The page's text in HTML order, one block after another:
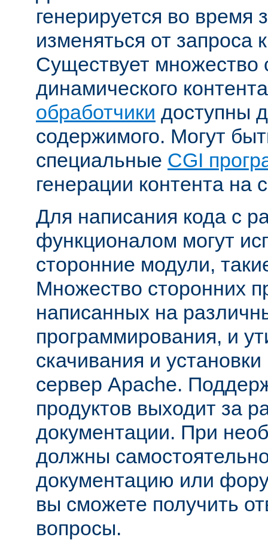
генерируется во время
изменяться от запроса
Существует множество
динамического
обработчики доступны
содержимого. Могут
специальные CGI
генерации контента на
Для написания кода с
функционалом могут
сторонние модули,
Множество сторонних
написанных на
программирования, и
скачивания и
сервер Apache.
продуктов выходит за
документации. При
должны
документацию или
вы сможете получить
вопросы.